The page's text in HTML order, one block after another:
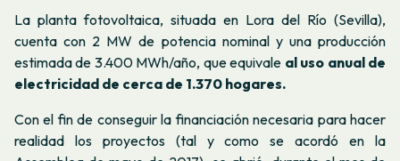
La planta fotovoltaica, situada en Lora del Río (Sevilla),
cuenta con 2 MW de potencia nominal y una producción
estimada de 3.400 MWh/año, que equivale al uso anual de
electricidad de cerca de 1.370 hogares.
Con el fin de conseguir la financiación necesaria para hacer
realidad los proyectos (tal y como se acordó en la